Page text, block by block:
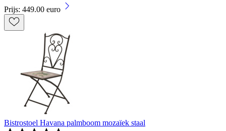
Prijs: 449.00 euro
Bistrostoel Havana palmboom mozaïek staal